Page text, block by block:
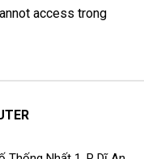
access trong